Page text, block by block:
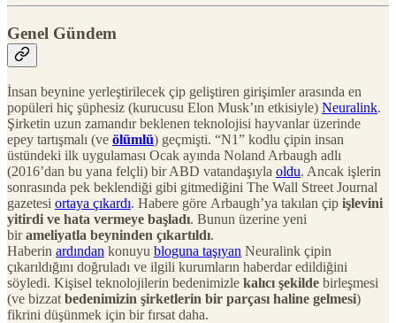
Genel Gündem
İnsan beynine yerleştirilecek çip geliştiren girişimler arasında en
popüleri hiç şüphesiz (kurucusu Elon Musk’ın etkisiyle) Neuralink.
Şirketin uzun zamandır beklenen teknolojisi hayvanlar üzerinde
epey tartışmalı (ve ölümlü) geçmişti. “N1” kodlu çipin insan
üstündeki ilk uygulaması Ocak ayında Noland Arbaugh adlı
(2016’dan bu yana felçli) bir ABD vatandaşıyla oldu. Ancak işlerin
sonrasında pek beklendiği gibi gitmediğini The Wall Street Journal
gazetesi ortaya çıkardı. Habere göre Arbaugh’ya takılan çip işlevini
yitirdi ve hata vermeye başladı. Bunun üzerine yeni
birameliyatla beyninden çıkartıldı.
Haberin ardından konuyu bloguna taşıyan Neuralink çipin
çıkarıldığını doğruladı ve ilgili kurumların haberdar edildiğini
söyledi. Kişisel teknolojilerin bedenimizle kalıcı şekilde birleşmesi
(ve bizzat bedenimizin şirketlerin bir parçası haline gelmesi)
fikrini düşünmek için bir fırsat daha.